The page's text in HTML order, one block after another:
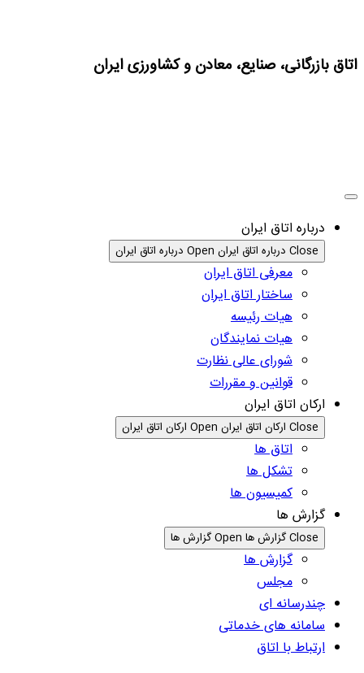
اتاق بازرگانی، صنایع، معادن و کشاورزی ایران
درباره اتاق ایران
Close درباره اتاق ایران Open درباره اتاق ایران
معرفی اتاق ایران
ساختار اتاق ایران
هیات رئیسه
هیات نمایندگان
شورای عالی نظارت
قوانین و مقررات
ارکان اتاق ایران
Close ارکان اتاق ایران Open ارکان اتاق ایران
اتاق ها
تشکل ها
کمیسیون ها
گزارش ها
Close گزارش ها Open گزارش ها
گزارش ها
مجلس
چندرسانه ای
سامانه های خدماتی
ارتباط با اتاق